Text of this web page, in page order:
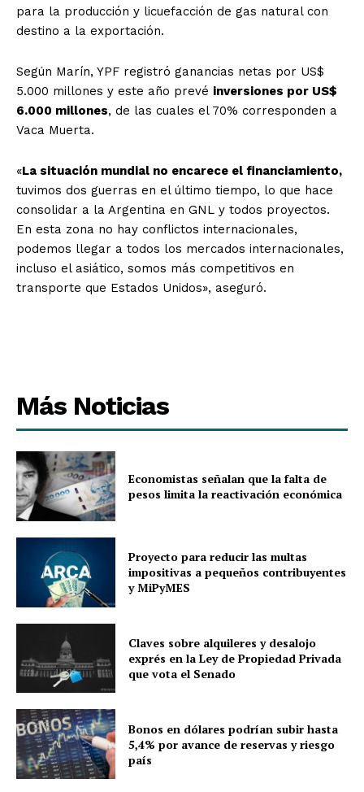
para la producción y licuefacción de gas natural con
destino a la exportación.
Según Marín, YPF registró ganancias netas por US$
5.000 millones y este año prevé inversiones por US$
6.000 millones, de las cuales el 70% corresponden a
Vaca Muerta.
«La situación mundial no encarece el financiamiento,
tuvimos dos guerras en el último tiempo, lo que hace
consolidar a la Argentina en GNL y todos proyectos.
En esta zona no hay conflictos internacionales,
podemos llegar a todos los mercados internacionales,
incluso el asiático, somos más competitivos en
transporte que Estados Unidos», aseguró.
Más Noticias
Economistas señalan que la falta de
pesos limita la reactivación económica
Proyecto para reducir las multas
impositivas a pequeños contribuyentes
y MiPyMES
Claves sobre alquileres y desalojo
exprés en la Ley de Propiedad Privada
que vota el Senado
Bonos en dólares podrían subir hasta
5,4% por avance de reservas y riesgo
país